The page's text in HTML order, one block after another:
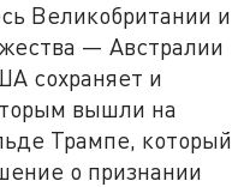
Великобритании и
— Австралии
сохраняет и
вышли на
Трампе, который
о признании